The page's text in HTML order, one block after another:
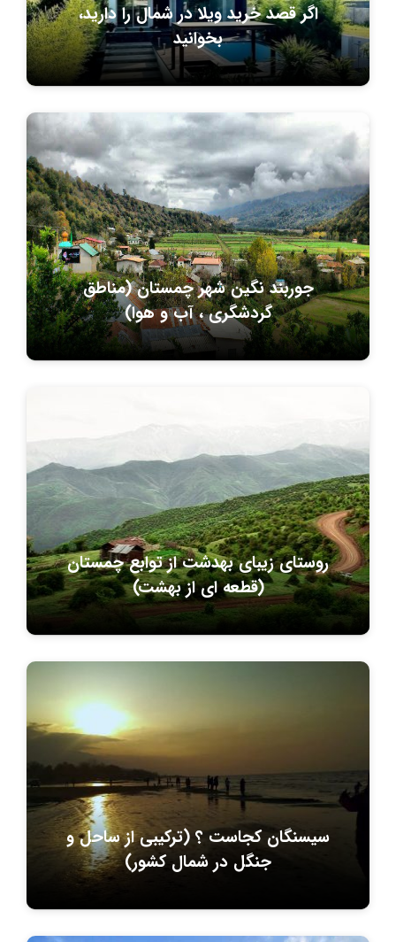
اگر قصد خرید ویلا در شمال را دارید،
بخوانید
جوربند نگین شهر چمستان (مناطق
گردشگری ، آب و هوا)
روستای زیبای بهدشت از توابع چمستان
(قطعه ای از بهشت)
سیسنگان کجاست ؟ (ترکیبی از ساحل و
جنگل در شمال کشور)